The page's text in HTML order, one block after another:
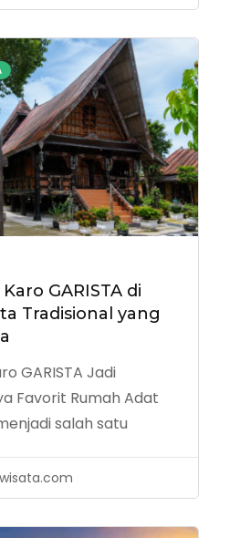
panorama laut
memiliki keindahan
Samudera Pasifik dan
GARISTA di
Tradisional yang
GARISTA Jadi
Favorit Rumah Adat
salah satu
Medan. Tempat ini
tradisional
khas masyarakat